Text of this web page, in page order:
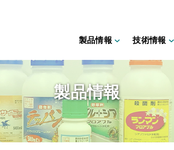
製品情報 技術情報
製品情報